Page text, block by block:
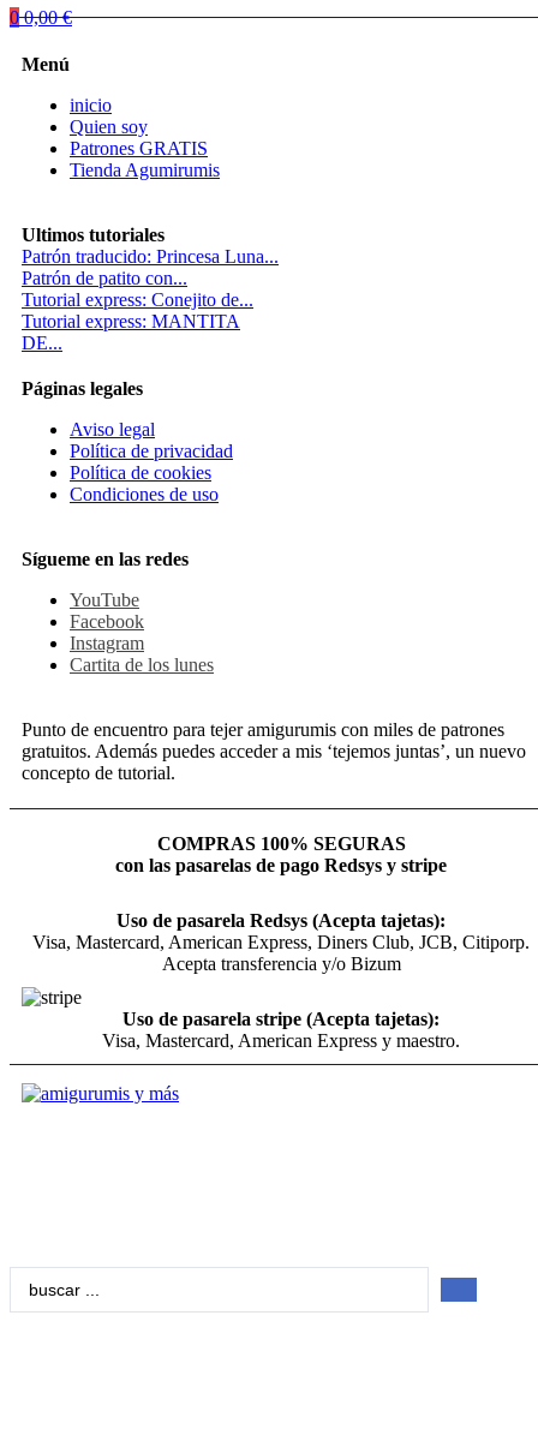
0 0,00€
Menú
inicio
Quien soy
Patrones GRATIS
Tienda Agumirumis
Ultimos tutoriales
Patrón traducido: Princesa Luna...
Patrón de patito con...
Tutorial express: Conejito de...
Tutorial express: MANTITA
DE...
Páginas legales
Aviso legal
Política de privacidad
Política de cookies
Condiciones de uso
Sígueme en las redes
YouTube
Facebook
Instagram
Cartita de los lunes
Punto de encuentro para tejer amigurumis con miles de patrones
gratuitos. Además puedes acceder a mis ‘tejemos juntas’, un nuevo
concepto de tutorial.
COMPRAS 100% SEGURAS
con las pasarelas de pago Redsys y stripe
Uso de pasarela Redsys (Acepta tajetas):
Visa, Mastercard, American Express, Diners Club, JCB, Citiporp.
Acepta transferencia y/o Bizum
Uso de pasarela stripe (Acepta tajetas):
Visa, Mastercard, American Express y maestro.